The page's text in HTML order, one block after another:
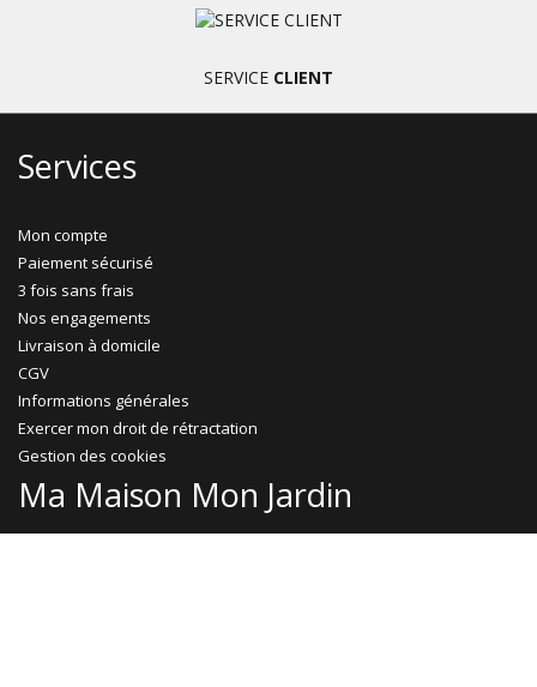
SERVICE CLIENT
Services
Mon compte
Paiement sécurisé
3 fois sans frais
Nos engagements
Livraison à domicile
CGV
Informations générales
Exercer mon droit de rétractation
Gestion des cookies
Ma Maison Mon Jardin